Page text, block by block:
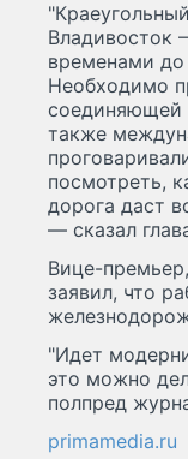
Владивосток
временами
Необходимо
соединяющей
также
посмотреть,
дорога даст
— сказал
Вице-
заявил, что
"Идет
это можно
полпред
primamedia.ru